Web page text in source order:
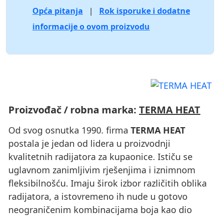
Opća pitanja
|
Rok isporuke i dodatne
informacije o ovom proizvodu
Proizvođač / robna marka: TERMA HEAT
Od svog osnutka 1990. firma TERMA HEAT
postala je jedan od lidera u proizvodnji
kvalitetnih radijatora za kupaonice. Ističu se
uglavnom zanimljivim rješenjima i iznimnom
fleksibilnošću. Imaju širok izbor različitih oblika
radijatora, a istovremeno ih nude u gotovo
neograničenim kombinacijama boja kao dio